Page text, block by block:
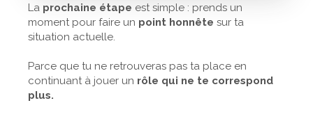
La prochaine étape est simple : prends un
moment pour faire un point honnête sur ta
situation actuelle.
Parce que tu ne retrouveras pas ta place en
continuant à jouer un rôle qui ne te correspond
plus.